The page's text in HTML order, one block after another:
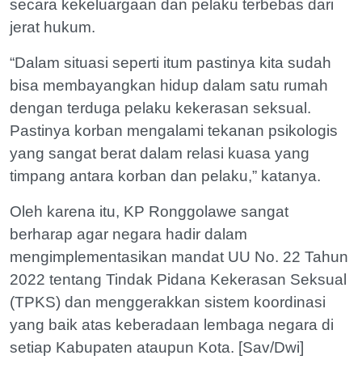
secara kekeluargaan dan pelaku terbebas dari
jerat hukum.
“Dalam situasi seperti itum pastinya kita sudah
bisa membayangkan hidup dalam satu rumah
dengan terduga pelaku kekerasan seksual.
Pastinya korban mengalami tekanan psikologis
yang sangat berat dalam relasi kuasa yang
timpang antara korban dan pelaku,” katanya.
Oleh karena itu, KP Ronggolawe sangat
berharap agar negara hadir dalam
mengimplementasikan mandat UU No. 22 Tahun
2022 tentang Tindak Pidana Kekerasan Seksual
(TPKS) dan menggerakkan sistem koordinasi
yang baik atas keberadaan lembaga negara di
setiap Kabupaten ataupun Kota. [Sav/Dwi]